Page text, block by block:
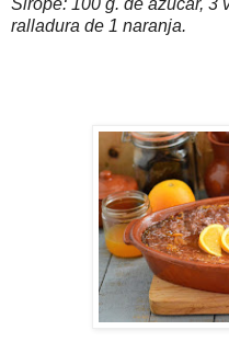
Sirope: 100 g. de azúcar, 3
ralladura de 1 naranja.